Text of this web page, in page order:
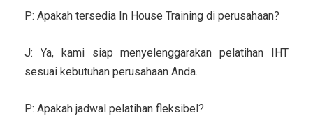
P: Apakah tersedia In House Training di perusahaan?
J: Ya, kami siap menyelenggarakan pelatihan IHT
sesuai kebutuhan perusahaan Anda.
P: Apakah jadwal pelatihan fleksibel?